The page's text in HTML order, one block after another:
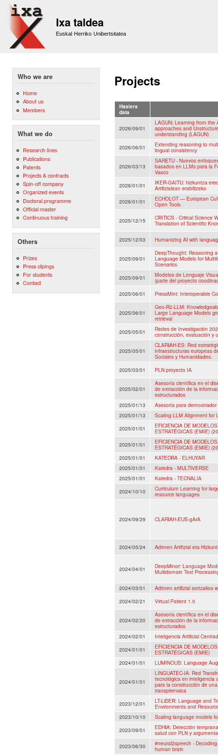
Ixa taldea
Euskal Herriko Unibertsitatea
Who we are
Home
About us
Members
What we do
Research lines
Publications
Patents
Projects & contracts
Spin-off company
Organized events
Doctoral programme
Official master
Continuous training
Others
Prizes
Press clipings
For students
Contact
Projects
Hasiera
data
2026/09/01
LAGUN: Learning from the
approaches and
understanding (LAGUN)
2026/06/01
Extending reasoning to
lingual consistency
2026/03/13
SARETU - Nuevos
basados en LLMs para la
Vasco
2026/01/01
IKER-GAITU: hizkuntza
Artifizialean erabiltzeko
2026/01/01
ECHOLOT — European
Open Tools
2025/12/15
CRITICS - Critical Science
Translation of Scientific
2025/12/03 Humanizing AI with
2025/09/01
DeepThought: Reasoning
Language Models for
Scenarios
2025/09/01
Modelos de Lenguaje
(parte del proyecto
2025/06/01
PressMint: Interoperable
2025/06/01
Geo-R2-LLM:
Large Language Models
retrieval
2025/05/01
Redes de Investigación
construcción, evaluación y
2025/05/01
CLARIAH-ES: Red
infraestructuras europeas
Sociales y Humanidades.
2025/03/01
PLN proyecto IA
2025/02/01
Asesoría científica en el
de extracción de la
estructurados
2025/01/13
Asesoría para
2025/01/13
Scaling LLM Alignment for
2025/01/01
EFICIENCIA DE
ESTRATÉGICAS (EMIE)
2025/01/01
EFICIENCIA DE
ESTRATÉGICAS (EMIE)
2025/01/01
KATEDRA - ELHUYAR
2025/01/01
Katedra - MULTIVERSE
2025/01/01
Katedra - TECNALIA
2024/10/10
Curriculum Learning for
resource languages
2024/09/29 CLARIAH-EUS-gArA
2024/05/24 Adimen Artifizial eta
2024/04/01
DeepMinor: Language
Multidomain Text
2024/03/01
Adimen artifizial sortzailea
2024/02/21
Virtual Patient 1.0
2024/02/20
Asesoría científica en el
de extracción de la
estructurados
2024/02/01
Inteligencia Artificial
2024/01/01
EFICIENCIA DE
ESTRATÉGICAS (EMIE)
2024/01/01
LUMINOUS: Language
2024/01/01
LINGUATEC-IA: Red
tecnológica en inteligencia
para la construcción de
transpirenaica
2023/12/01
LT-LiDER: Language and
Environments and
2023/10/10
Scaling language models
2023/09/01
EDHIA: Detección
salud con PLN y
2023/06/30
#neural2speech -
human brain